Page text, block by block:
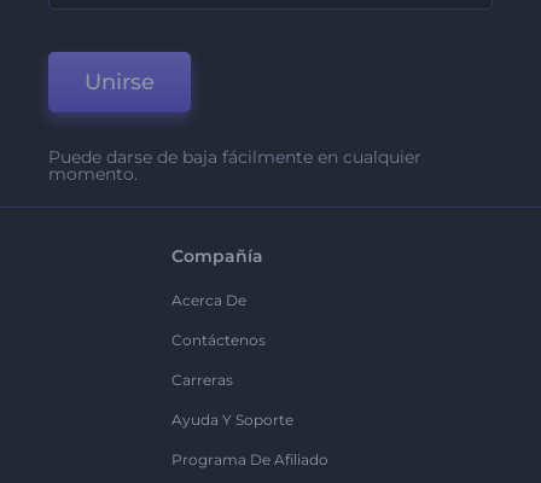
Unirse
Puede darse de baja fácilmente en cualquier
momento.
Compañía
Acerca De
Contáctenos
Carreras
Ayuda Y Soporte
Programa De Afiliado